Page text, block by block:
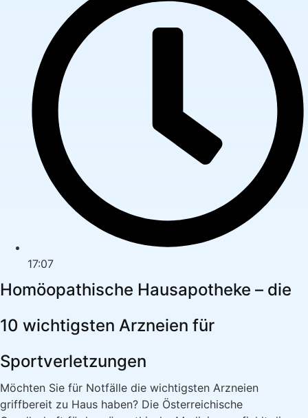
17:07
Homöopathische Hausapotheke – die
10 wichtigsten Arzneien für
Sportverletzungen
Möchten Sie für Notfälle die wichtigsten Arzneien
griffbereit zu Haus haben? Die Österreichische